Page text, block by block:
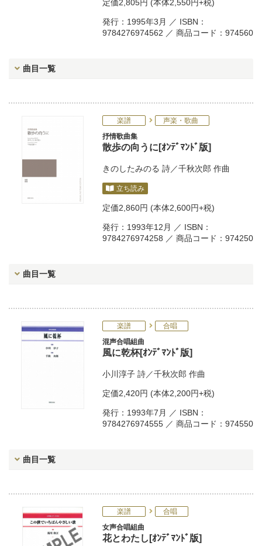
定価2,805円 (本体2,550円+税)
発行：1995年3月 ／ ISBN：
9784276974562 ／ 商品コード：974560
曲目一覧
楽譜
声楽・歌曲
抒情歌曲集
散歩の向うに[ｵﾝﾃﾞﾏﾝﾄﾞ版]
きのしたみのる 詩／千秋次郎 作曲
立ち読み
定価2,860円 (本体2,600円+税)
発行：1993年12月 ／ ISBN：
9784276974258 ／ 商品コード：974250
曲目一覧
楽譜
合唱
混声合唱組曲
風に乾杯[ｵﾝﾃﾞﾏﾝﾄﾞ版]
小川淳子 詩／千秋次郎 作曲
定価2,420円 (本体2,200円+税)
発行：1993年7月 ／ ISBN：
9784276974555 ／ 商品コード：974550
曲目一覧
楽譜
合唱
女声合唱組曲
花とわたし[ｵﾝﾃﾞﾏﾝﾄﾞ版]